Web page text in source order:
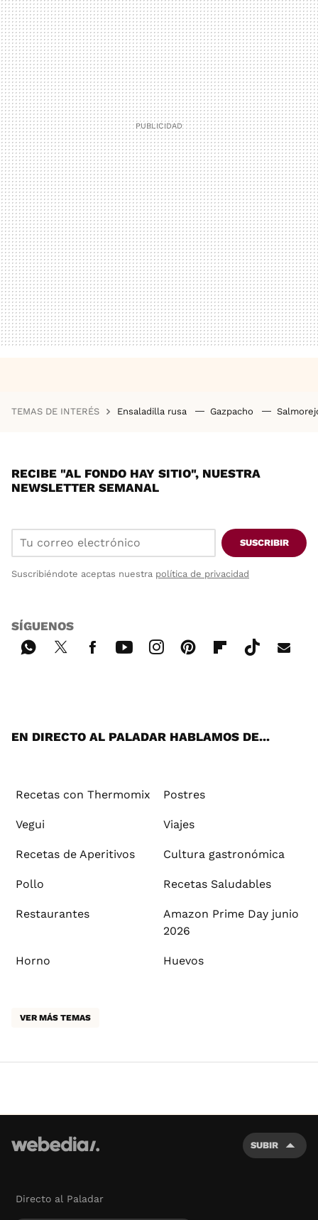
TEMAS DE INTERÉS Ensaladilla rusa Gazpacho
RECIBE "AL FONDO HAY SITIO", NUESTRA
NEWSLETTER SEMANAL
SUSCRIBIR
Suscribiéndote aceptas nuestra política de privacidad
SÍGUENOS
EN DIRECTO AL PALADAR HABLAMOS DE...
Recetas con Thermomix Postres
Vegui Viajes
Recetas de Aperitivos Cultura gastronómica
Pollo Recetas Saludables
Restaurantes
Amazon Prime Day junio
2026
Horno Huevos
VER MÁS TEMAS
SUBIR
Directo al Paladar